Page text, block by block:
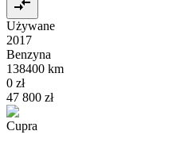
Używane
2017
Benzyna
138400 km
0 zł
47 800 zł
Cupra